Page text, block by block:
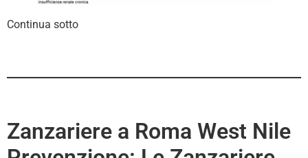
Continua sotto
Zanzariere a Roma West Nile